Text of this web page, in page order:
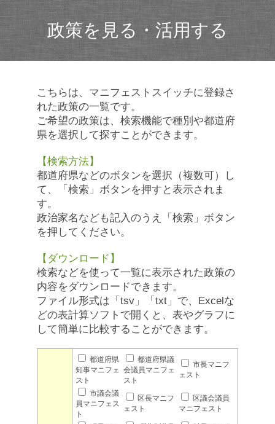
政策を見る・活用する
こちらは、マニフェストスイッチに登録さ
れた政策の一覧です。
ご希望の政策は、検索機能で種別や都道府
県を選択して探すことができます。
【検索方法】
都道府県などのボタンを選択（複数可）し
て、「検索」ボタンを押すと表示されま
す。
政治家名なども記入のうえ「検索」ボタン
を押してください。
【ダウンロード】
検索などを使って一覧に表示された政策の
内容をダウンロードできます。
ファイル形式は「tsv」「txt」で、Excelな
どの表計算ソフトで開くと、表やグラフに
して簡単に比較することができます。
都道府県
知事マニフェ
スト
都道府県議
会議員マニフェ
スト
市長マニフ
ェスト
市議会議
員マニフェス
ト
区長マニフ
ェスト
区議会議員
マニフェスト